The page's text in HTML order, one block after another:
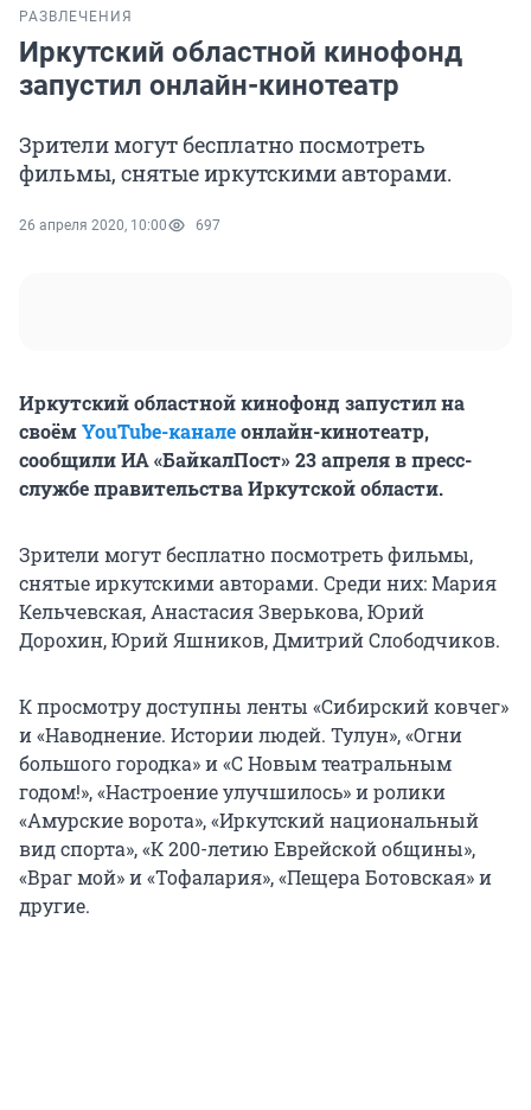
РАЗВЛЕЧЕНИЯ
Иркутский областной кинофонд
запустил онлайн-кинотеатр
Зрители могут бесплатно посмотреть
фильмы, снятые иркутскими авторами.
26 апреля 2020, 10:00 697
Иркутский областной кинофонд запустил на
своёмYouTube-каналеонлайн-кинотеатр,
сообщили ИА «БайкалПост» 23 апреля в пресс-
службе правительства Иркутской области.
Зрители могут бесплатно посмотреть фильмы,
снятые иркутскими авторами. Среди них: Мария
Кельчевская, Анастасия Зверькова, Юрий
Дорохин, Юрий Яшников, Дмитрий Слободчиков.
К просмотру доступны ленты «Сибирский ковчег»
и «Наводнение. Истории людей. Тулун», «Огни
большого городка» и «С Новым театральным
годом!», «Настроение улучшилось» и ролики
«Амурские ворота», «Иркутский национальный
вид спорта», «К 200-летию Еврейской общины»,
«Враг мой» и «Тофалария», «Пещера Ботовская» и
другие.